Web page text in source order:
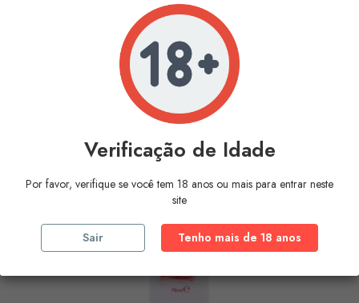
Verificação de Idade
Por favor, verifique se você tem 18 anos ou mais para entrar neste
site
Sair Tenho mais de 18 anos